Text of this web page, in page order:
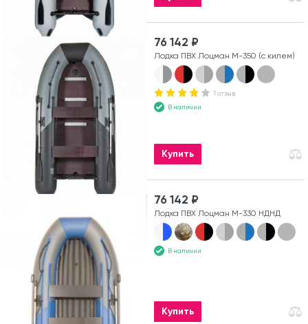
76 142 ₽
Лодка ПВХ Лоцман М-350 (с килем)
1 отзыв
В наличии
Купить
76 142 ₽
Лодка ПВХ Лоцман М-330 НДНД
В наличии
Купить